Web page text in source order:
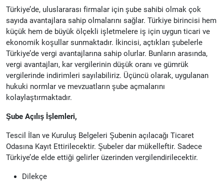
Türkiye’de, uluslararası firmalar için şube sahibi olmak çok
sayıda avantajlara sahip olmalarını sağlar. Türkiye birincisi hem
küçük hem de büyük ölçekli işletmelere iş için uygun ticari ve
ekonomik koşullar sunmaktadır. İkincisi, açtıkları şubelerle
Türkiye’de vergi avantajlarına sahip olurlar. Bunların arasında,
vergi avantajları, kar vergilerinin düşük oranı ve gümrük
vergilerinde indirimleri sayılabiliriz. Üçüncü olarak, uygulanan
hukuki normlar ve mevzuatların şube açmalarını
kolaylaştırmaktadır.
Şube Açılış İşlemleri,
Tescil İlan ve Kuruluş Belgeleri Şubenin açılacağı Ticaret
Odasına Kayıt Ettirilecektir. Şubeler dar mükelleftir. Sadece
Türkiye’de elde ettiği gelirler üzerinden vergilendirilecektir.
Dilekçe